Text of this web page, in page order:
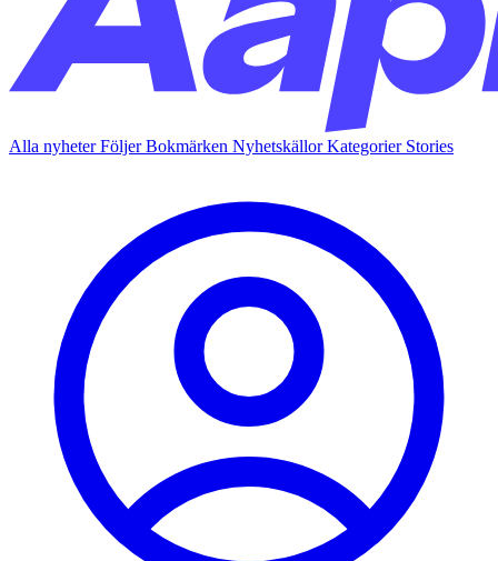
Alla nyheterFöljerBokmärken NyhetskällorKategorier Stories